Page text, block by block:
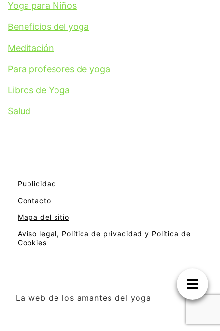
Yoga para Niños
Beneficios del yoga
Meditación
Para profesores de yoga
Libros de Yoga
Salud
Publicidad
Contacto
Mapa del sitio
Aviso legal, Política de privacidad y Política de
Cookies
La web de los amantes del yoga